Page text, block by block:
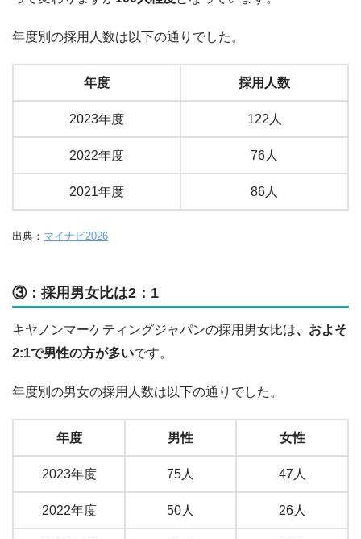
年度別の採用人数は以下の通りでした。
年度 採用人数
2023年度 122人
2022年度 76人
2021年度 86人
出典： マイナビ2026
③：採用男女比は2：1
キヤノンマーケティングジャパンの採用男女比は、およそ
2:1で男性の方が多いです。
年度別の男女の採用人数は以下の通りでした。
年度 男性 女性
2023年度 75人 47人
2022年度 50人 26人